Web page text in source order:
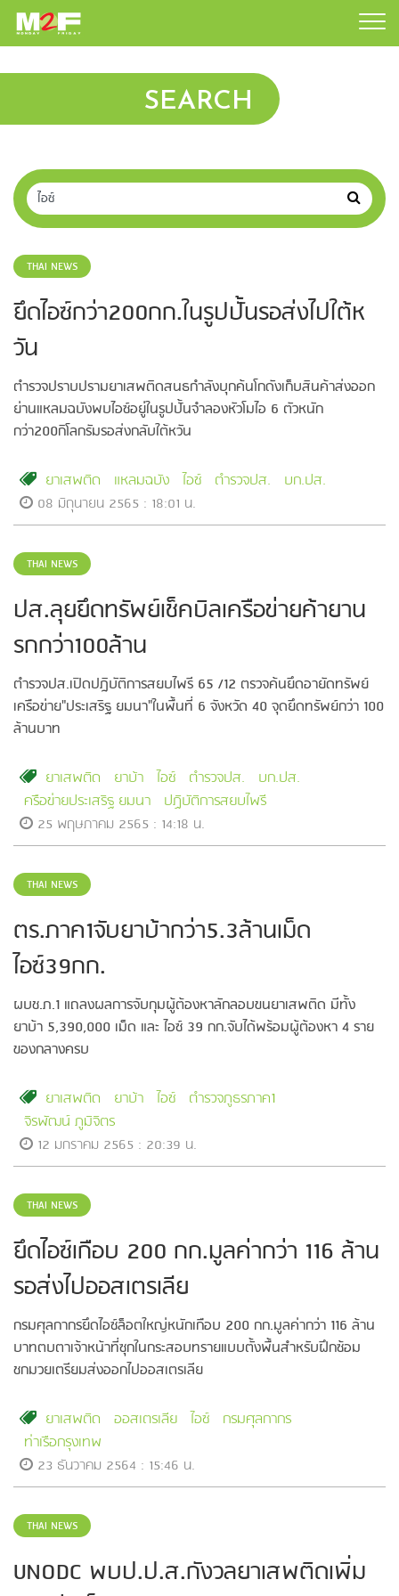
SEARCH
THAI NEWS
ยึดไอซ์กว่า200กก.ในรูปปั้นรอส่งไปใต้ห
วัน
ตำรวจปราบปรามยาเสพติดสนธกำลังบุกค้นโกดังเก็บสินค้าส่งออก
ย่านแหลมฉบังพบไอซ์อยู่ในรูปปั้นจำลองหัวโมไอ 6 ตัวหนัก
กว่า200กิโลกรัมรอส่งกลับใต้หวัน
ยาเสพติด แหลมฉบัง ไอซ์ ตำรวจปส. บก.ปส.
08 มิถุนายน 2565 : 18:01 น.
THAI NEWS
ปส.ลุยยึดทรัพย์เช็คบิลเครือข่ายค้ายาน
รกกว่า100ล้าน
ตำรวจปส.เปิดปฎิบัติการสยบไพรี 65 /12 ตรวจค้นยึดอายัดทรัพย์
เครือข่าย"ประเสริฐ ยมนา"ในพื้นที่ 6 จังหวัด 40 จุดยึดทรัพย์กว่า 100
ล้านบาท
ยาเสพติด ยาบ้า ไอซ์ ตำรวจปส.
บก.ปส.
ครือข่ายประเสริฐ ยมนา
ปฏิบัติการสยบไพรี
25 พฤษภาคม 2565 : 14:18 น.
THAI NEWS
ตร.ภาค1จับยาบ้ากว่า5.3ล้านเม็ด
ไอซ์39กก.
ผบช.ภ.1 แถลงผลการจับกุมผู้ต้องหาลักลอบขนยาเสพติด มีทั้ง
ยาบ้า 5,390,000 เม็ด และ ไอซ์ 39 กก.จับได้พร้อมผู้ต้องหา 4 ราย
ของกลางครบ
ยาเสพติด ยาบ้า ไอซ์
ตำรวจภูธรภาค1
จิรพัฒน์ ภูมิจิตร
12 มกราคม 2565 : 20:39 น.
THAI NEWS
ยึดไอซ์เกือบ 200 กก.มูลค่ากว่า 116 ล้าน
รอส่งไปออสเตรเลีย
กรมศุลกากรยึดไอซ์ล็อตใหญ่หนักเกือบ 200 กก.มูลค่ากว่า 116 ล้าน
บาทตบตาเจ้าหน้าที่ซุกในกระสอบทรายแบบตั้งพื้นสำหรับฝึกซ้อม
ชกมวยเตรียมส่งออกไปออสเตรเลีย
ยาเสพติด ออสเตรเลีย ไอซ์
กรมศุลกากร
ท่าเรือกรุงเทพ
23 ธันวาคม 2564 : 15:46 น.
THAI NEWS
UNODC พบป.ป.ส.กังวลยาเสพติดเพิ่ม